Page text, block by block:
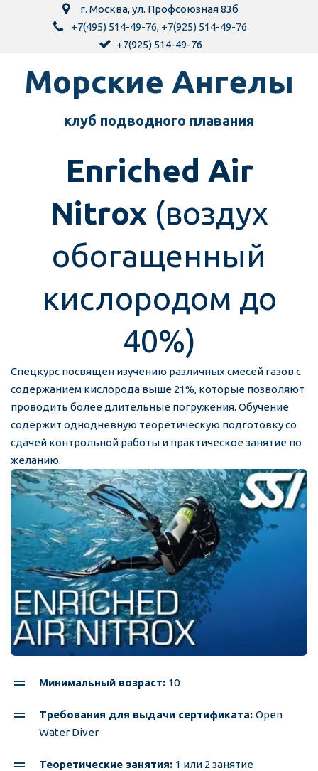
г. Москва,ул. Профсоюзная 83б
+7(495) 514-49-76, +7(925) 514-49-76
+7(925) 514-49-76
Морск­­­­­­ие Ангелы
клуб подводного пла­­вания
Enriched Air
Nitrox (воздух
обогащенный
кислородом до
40%)
Спецкурс посвящен изучению различных смесей газов с
содержанием кислорода выше 21%, которые позволяют
проводить более длительные погружения. Обучение
содержит однодневную теоретическую подготовку со
сдачей контрольной работы и практическое занятие по
желанию.
Минимальный возраст: 10
Требования для выдачи сертификата: Open
Water Diver
Теоретические занятия: 1 или 2 занятие